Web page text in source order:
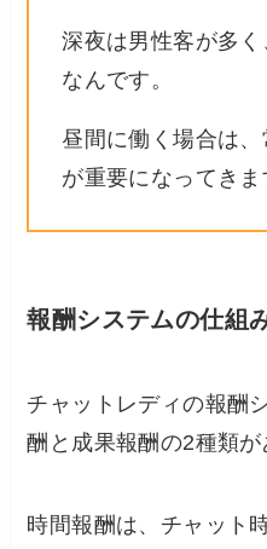
深夜は男性客が多
なんです。
昼間に働く場合は
が重要になってきま
報酬システムの仕組
チャットレディの報酬
酬と成果報酬の2種類が
時間報酬は、チャット